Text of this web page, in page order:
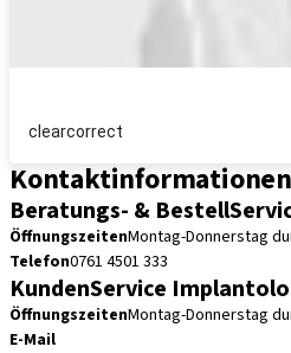
clearcorrect
Kontaktinformationen
Beratungs- &
ÖffnungszeitenMontag-Donnerstag
Telefon0761 4501 333
KundenService
ÖffnungszeitenMontag-Donnerstag
E-Mail